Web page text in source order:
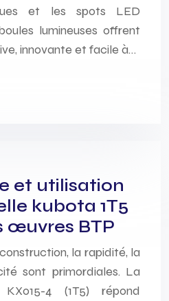
et les spots LED
lumineuses offrent
innovante et facile à…
et utilisation
kubota 1T5
œuvres BTP
la rapidité, la
sont primordiales. La
4 (1T5) répond